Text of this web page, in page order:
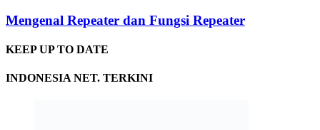
Mengenal Repeater dan Fungsi Repeater
KEEP UP TO DATE
INDONESIA NET. TERKINI